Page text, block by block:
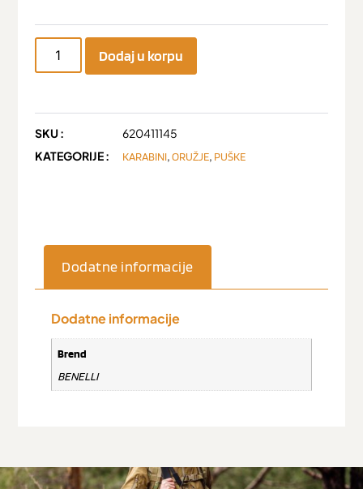
Dodaj u korpu
SKU :
620411145
KATEGORIJE :
KARABINI,ORUŽJE, PUŠKE
Dodatne informacije
Dodatne informacije
Brend
BENELLI